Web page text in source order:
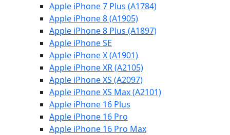
Apple iPhone 7 Plus (A1784)
Apple iPhone 8 (A1905)
Apple iPhone 8 Plus (A1897)
Apple iPhone SE
Apple iPhone X (A1901)
Apple iPhone XR (A2105)
Apple iPhone XS (A2097)
Apple iPhone XS Max (A2101)
Apple iPhone 16 Plus
Apple iPhone 16 Pro
Apple iPhone 16 Pro Max